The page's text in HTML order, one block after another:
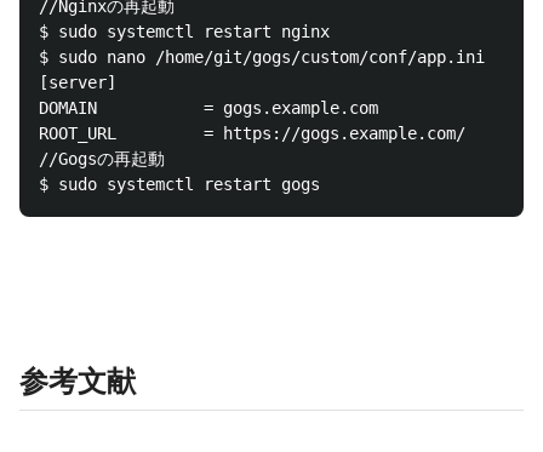
//Nginxの再起動
$ sudo systemctl restart nginx
$ sudo nano /home/git/gogs/custom/conf/app.ini
[server]
DOMAIN           = gogs.example.com
ROOT_URL         = https://gogs.example.com/
//Gogsの再起動
参考文献